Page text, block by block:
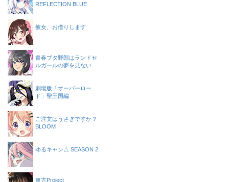
REFLECTION BLUE
彼女、お借りします
青春ブタ野郎はランドセ
ルガールの夢を見ない
劇場版「オーバーロー
ド」聖王国編
ご注文はうさぎですか？
BLOOM
ゆるキャン△ SEASON 2
東方Project